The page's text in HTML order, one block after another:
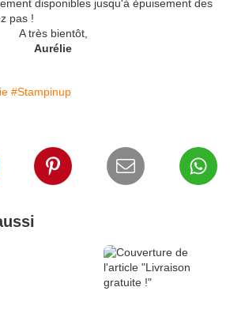
disponibles jusqu'à épuisement des
pas !
A très bientôt,
Aurélie
#Stampinup